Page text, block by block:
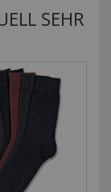
SEHR